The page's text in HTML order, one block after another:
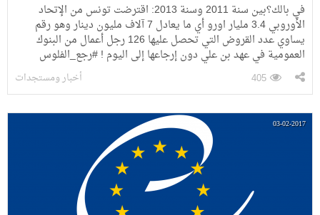
في بالك؟بين سنة 2011 وسنة 2013: اقترضت تونس من الإتحاد
الأوروبي 3.4 مليار اورو أي ما يعادل 7 آلاف مليون دينار وهو رقم
يساوي عدد القروض التي تحصل عليها 126 رجل أعمال من البنوك
العمومية في عهد بن علي دون إرجاعها إلى اليوم ! #رجع_الفلوس
أخبار ومستجدات 405
03-02-2017